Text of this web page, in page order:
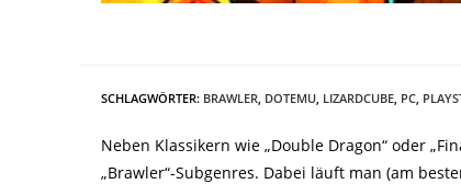
SCHLAGWÖRTER: BRAWLER DOTEMU LIZARDCUBE PC
Neben Klassikern wie „Double Dragon“ oder
„Brawler“-Subgenres. Dabei läuft man (am